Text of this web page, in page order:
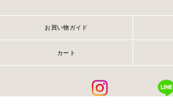
お買い物ガイド
カート